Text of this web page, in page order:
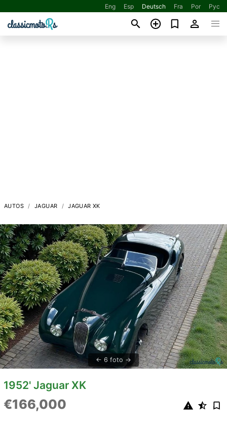
Eng Esp Deutsch Fra Por Рус
AUTOS JAGUAR JAGUAR XK
6 foto
1952' Jaguar XK
€166,000